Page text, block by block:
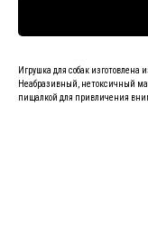
Игрушка для собак изготовлена
Неабразивный, нетоксичный
пищалкой для привличения